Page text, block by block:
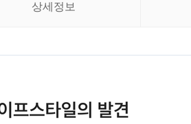
상세정보